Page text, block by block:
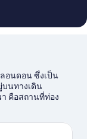
อนดอน ซึ่งเป็น
นทางเดิน
คือสถานที่ท่อง
แลนด์มาร์คสำคัญ
บลีย์ รวมถึงเยือนที่